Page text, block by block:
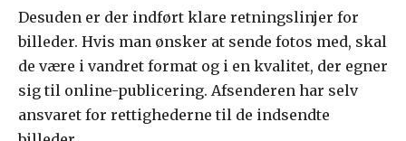
Desuden er der indført klare retningslinjer for
billeder. Hvis man ønsker at sende fotos med, skal
de være i vandret format og i en kvalitet, der egner
sig til online-publicering. Afsenderen har selv
ansvaret for rettighederne til de indsendte